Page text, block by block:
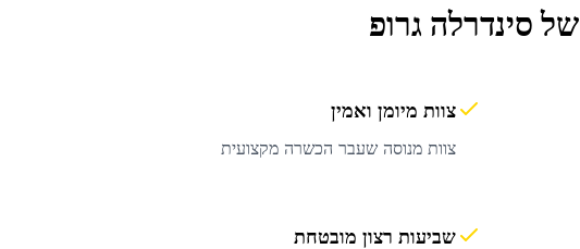
של סינדרלה גרופ
צוות מיומן ואמין
צוות מנוסה שעבר הכשרה מקצועית
שביעות רצון מובטחת